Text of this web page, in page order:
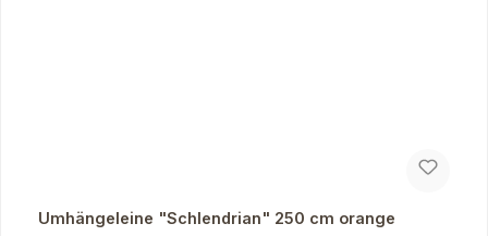
Umhängeleine "Schlendrian" 250 cm orange